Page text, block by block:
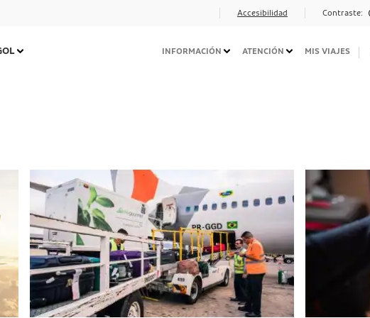
Accesibilidad Contraste:
Navegação
INFORMACIÓN ATENCIÓN MIS VIAJES